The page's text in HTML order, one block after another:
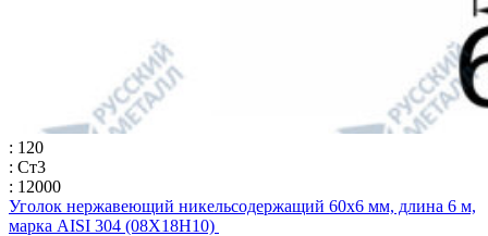
: 120
: Ст3
: 12000
Уголок нержавеющий никельсодержащий 60х6 мм, длина 6 м,
марка AISI 304 (08Х18Н10)